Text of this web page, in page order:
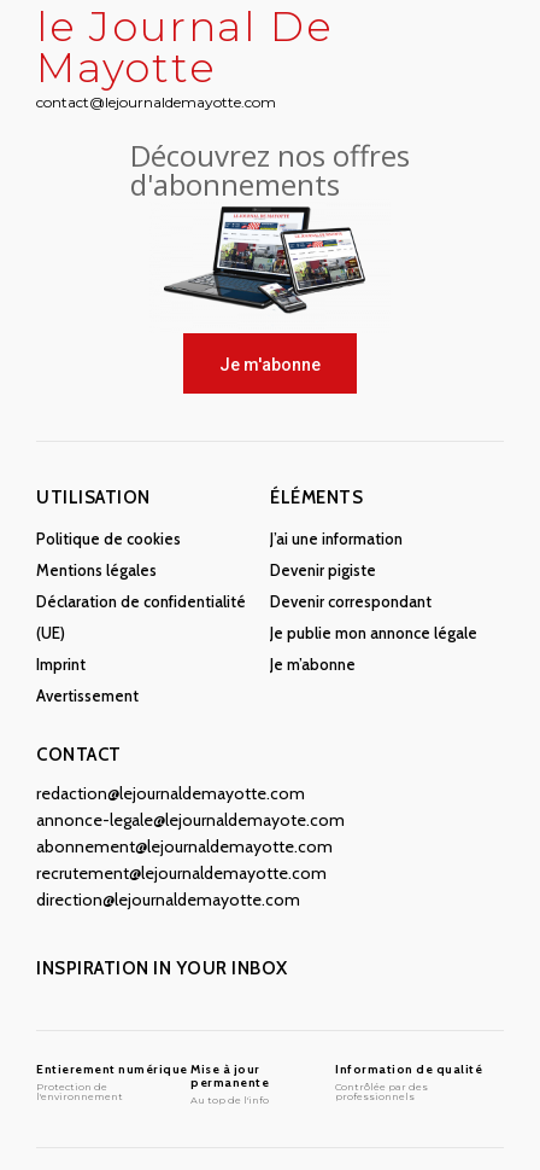
le Journal De
Mayotte
contact@lejournaldemayotte.com
Découvrez nos offres
d'abonnements
Je m'abonne
UTILISATION
Politique de cookies
Mentions légales
Déclaration de confidentialité
(UE)
Imprint
Avertissement
ÉLÉMENTS
J’ai une information
Devenir pigiste
Devenir correspondant
Je publie mon annonce légale
Je m’abonne
CONTACT
redaction@lejournaldemayotte.com
annonce-legale@lejournaldemayote.com
abonnement@lejournaldemayotte.com
recrutement@lejournaldemayotte.com
direction@lejournaldemayotte.com
INSPIRATION IN YOUR INBOX
Entierement numérique
Protection de
l'environnement
Mise à jour
permanente
Au top de l'info
Information de qualité
Contrôlée par des
professionnels